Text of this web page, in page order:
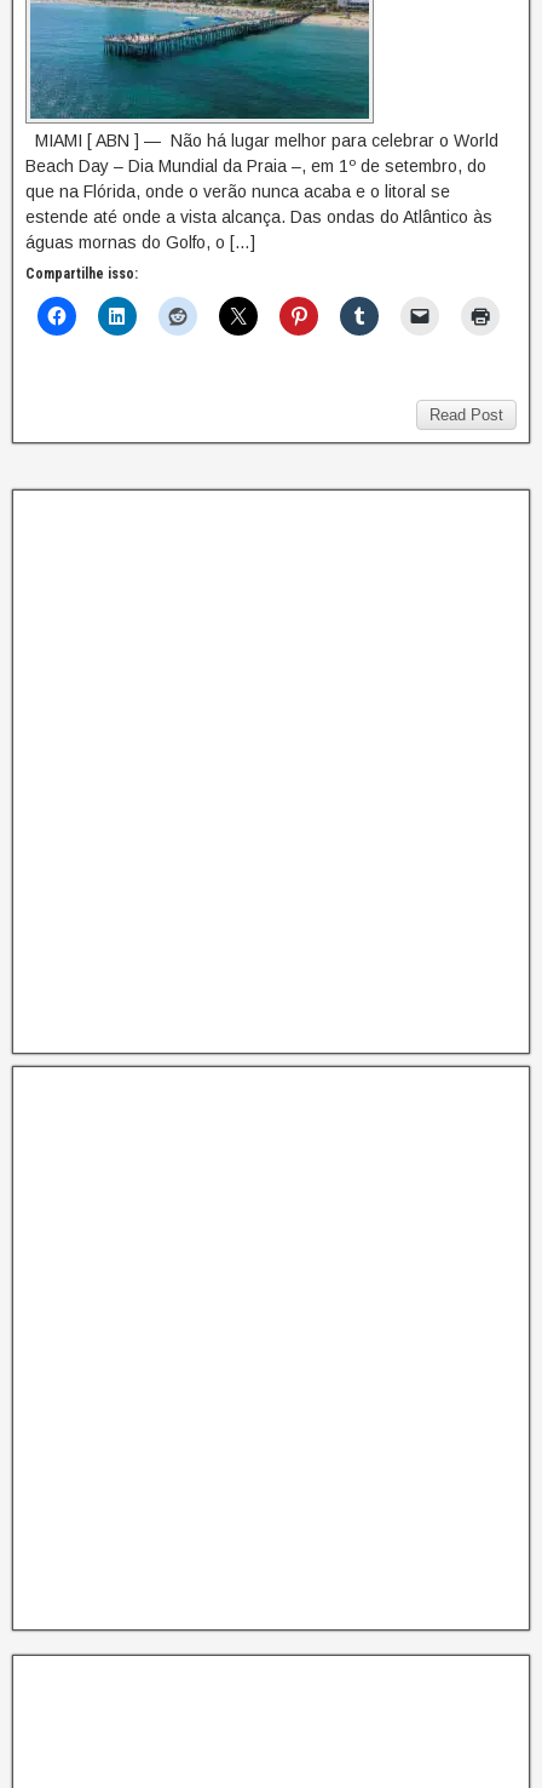
MIAMI [ ABN ] — Não há lugar melhor para celebrar o World
Beach Day – Dia Mundial da Praia –, em 1º de setembro, do
que na Flórida, onde o verão nunca acaba e o litoral se
estende até onde a vista alcança. Das ondas do Atlântico às
águas mornas do Golfo, o […]
Compartilhe isso:
Read Post